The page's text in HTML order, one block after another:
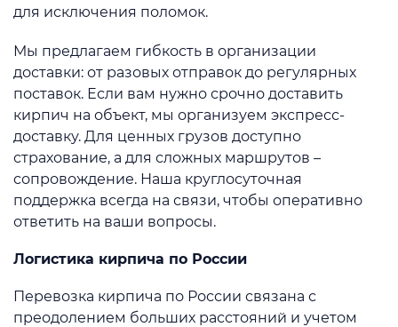
для исключения поломок.
Мы предлагаем гибкость в организации
доставки: от разовых отправок до регулярных
поставок. Если вам нужно срочно доставить
кирпич на объект, мы организуем экспресс-
доставку. Для ценных грузов доступно
страхование, а для сложных маршрутов –
сопровождение. Наша круглосуточная
поддержка всегда на связи, чтобы оперативно
ответить на ваши вопросы.
Логистика кирпича по России
Перевозка кирпича по России связана с
преодолением больших расстояний и учетом